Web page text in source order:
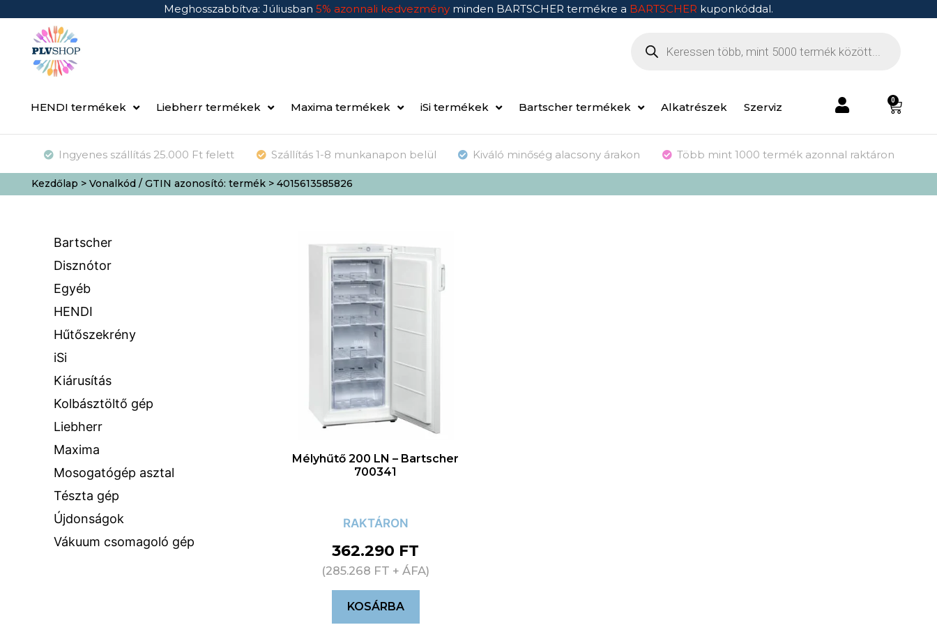
Meghosszabbítva: Júliusban 5% azonnali kedvezmény minden BARTSCHER termékre a BARTSCHER kuponkóddal.
HENDI termékek Liebherr termékek Maxima termékek iSi termékek Bartscher termékek Alkatrészek Szerviz
0
Ingyenes szállítás 25.000 Ft felett Szállítás 1-8 munkanapon belül Kiváló minőség alacsony árakon Több mint 1000 termék azonnal raktáron
Kezdőlap > Vonalkód / GTIN azonosító: termék > 4015613585826
Bartscher
Disznótor
Egyéb
HENDI
Hűtőszekrény
iSi
Kiárusítás
Kolbásztöltő gép
Liebherr
Maxima
Mosogatógép asztal
Tészta gép
Újdonságok
Vákuum csomagoló gép
Mélyhűtő 200 LN – Bartscher
700341
RAKTÁRON
362.290 FT
(285.268 FT + ÁFA)
KOSÁRBA